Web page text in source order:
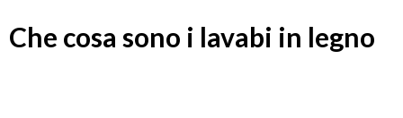
Che cosa sono i lavabi in legno